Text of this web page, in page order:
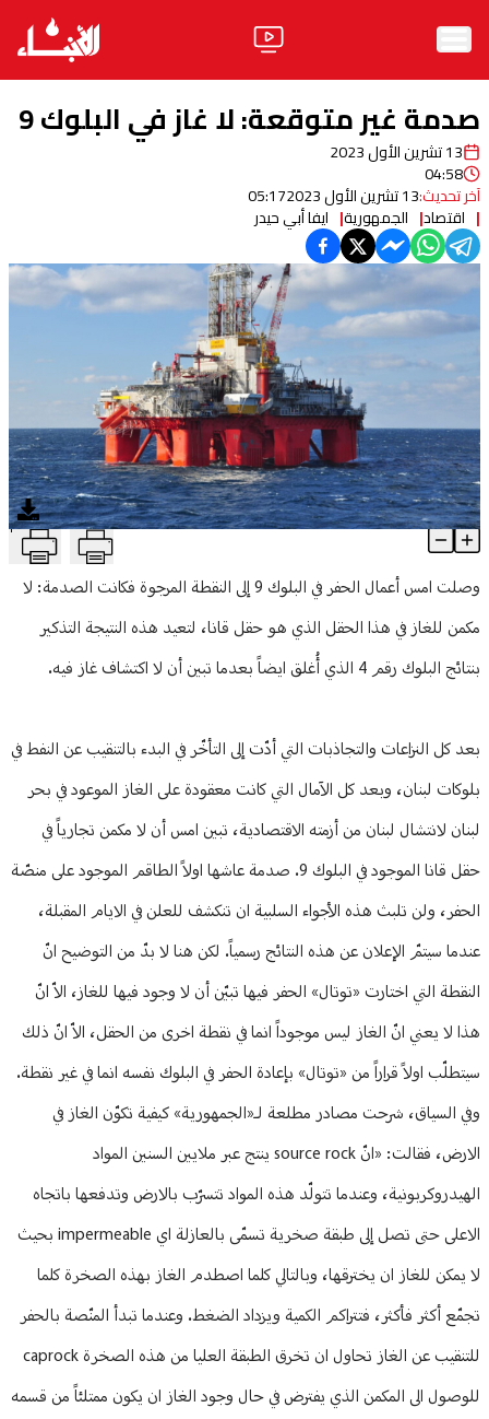
الأخبار
ثقافة ومجتمع
منوعات
آراء
فيديو
مواقف
وليد جنبلاط
ابحث
صدمة غير متوقعة: لا غاز في البلوك 9
13 تشرين الأول 2023
04:58
آخر تحديث:13 تشرين الأول 2023 05:17
اقتصاد الجمهورية ايفا أبي حيدر
صدمة غير متوقعة: لا غاز في البلوك 9 T
Article Content
وصلت امس أعمال الحفر في البلوك 9 إلى النقطة المرجوة فكانت الصدمة: لا
مكمن للغاز في هذا الحقل الذي هو حقل قانا، لتعيد هذه النتيجة التذكير
بنتائج البلوك رقم 4 الذي أُغلق ايضاً بعدما تبين أن لا اكتشاف غاز فيه.
بعد كل النزاعات والتجاذبات التي أدّت إلى التأخّر في البدء بالتنقيب عن النفط في
بلوكات لبنان، وبعد كل الآمال التي كانت معقودة على الغاز الموعود في بحر
لبنان لانتشال لبنان من أزمته الاقتصادية، تبين امس أن لا مكمن تجارياً في
حقل قانا الموجود في البلوك 9. صدمة عاشها اولاً الطاقم الموجود على منصّة
الحفر، ولن تلبث هذه الأجواء السلبية ان تنكشف للعلن في الايام المقبلة،
عندما سيتمّ الإعلان عن هذه النتائج رسمياً. لكن هنا لا بدّ من التوضيح انّ
النقطة التي اختارت «توتال» الحفر فيها تبيّن أن لا وجود فيها للغاز، الاّ انّ
هذا لا يعني انّ الغاز ليس موجوداً انما في نقطة اخرى من الحقل، الاّ انّ ذلك
سيتطلّب اولاً قراراً من «توتال» بإعادة الحفر في البلوك نفسه انما في غير نقطة.
وفي السياق، شرحت مصادر مطلعة لـ«الجمهورية» كيفية تكوّن الغاز في
الارض، فقالت: «انّ source rock ينتج عبر ملايين السنين المواد
الهيدروكربونية، وعندما تتولّد هذه المواد تتسرّب بالارض وتدفعها باتجاه
الاعلى حتى تصل إلى طبقة صخرية تسمّى بالعازلة اي impermeable بحيث
لا يمكن للغاز ان يخترقها، وبالتالي كلما اصطدم الغاز بهذه الصخرة كلما
تجمّع أكثر فأكثر، فتتراكم الكمية ويزداد الضغط. وعندما تبدأ المنّصة بالحفر
للتنقيب عن الغاز تحاول ان تخرق الطبقة العليا من هذه الصخرة caprock
للوصول الى المكمن الذي يفترض في حال وجود الغاز ان يكون ممتلئاً من قسمه